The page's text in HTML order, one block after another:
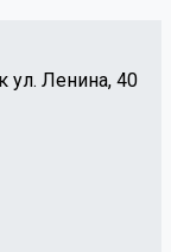
ул. Ленина, 40